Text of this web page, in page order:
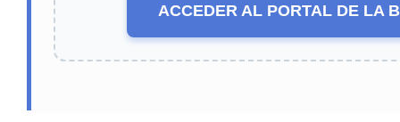
ACCEDER AL PORTAL DE LA